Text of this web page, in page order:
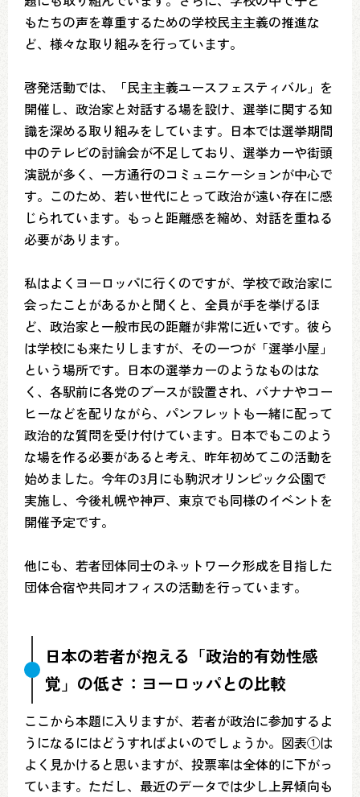
もたちの声を尊重するための学校民主主義の推進な
ど、様々な取り組みを行っています。
啓発活動では、「民主主義ユースフェスティバル」を
開催し、政治家と対話する場を設け、選挙に関する知
識を深める取り組みをしています。日本では選挙期間
中のテレビの討論会が不足しており、選挙カーや街頭
演説が多く、一方通行のコミュニケーションが中心で
す。このため、若い世代にとって政治が遠い存在に感
じられています。もっと距離感を縮め、対話を重ねる
必要があります。
私はよくヨーロッパに行くのですが、学校で政治家に
会ったことがあるかと聞くと、全員が手を挙げるほ
ど、政治家と一般市民の距離が非常に近いです。彼ら
は学校にも来たりしますが、その一つが「選挙小屋」
という場所です。日本の選挙カーのようなものはな
く、各駅前に各党のブースが設置され、バナナやコー
ヒーなどを配りながら、パンフレットも一緒に配って
政治的な質問を受け付けています。日本でもこのよう
な場を作る必要があると考え、昨年初めてこの活動を
始めました。今年の3月にも駒沢オリンピック公園で
実施し、今後札幌や神戸、東京でも同様のイベントを
開催予定です。
他にも、若者団体同士のネットワーク形成を目指した
団体合宿や共同オフィスの活動を行っています。
日本の若者が抱える「政治的有効性感
覚」の低さ：ヨーロッパとの比較
ここから本題に入りますが、若者が政治に参加するよ
うになるにはどうすればよいのでしょうか。図表①は
よく見かけると思いますが、投票率は全体的に下がっ
ています。ただし、最近のデータでは少し上昇傾向も